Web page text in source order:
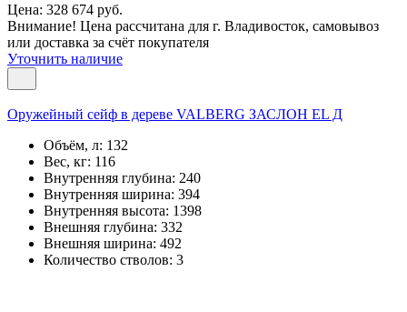
Цена: 328 674 руб.
Внимание! Цена рассчитана для г. Владивосток, самовывоз
или доставка за счёт покупателя
Уточнить наличие
Оружейный сейф в дереве VALBERG ЗАСЛОН EL Д
Объём, л: 132
Вес, кг: 116
Внутренняя глубина: 240
Внутренняя ширина: 394
Внутренняя высота: 1398
Внешняя глубина: 332
Внешняя ширина: 492
Количество стволов: 3